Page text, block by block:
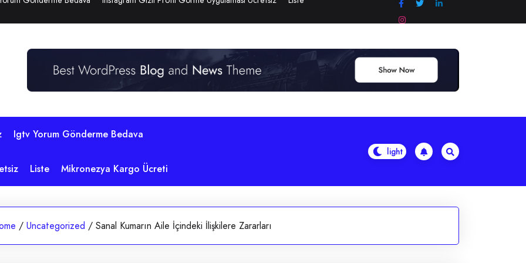
Igtv Yorum Gönderme Bedava
Liste Mikronezya Kargo Ücreti
/ Uncategorized / Sanal Kumarın Aile İçindeki İlişkilere Zararları